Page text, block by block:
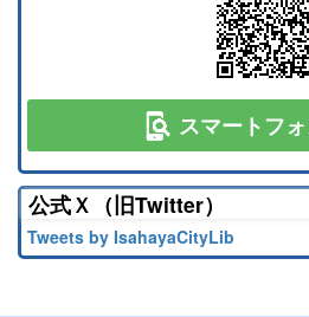
スマートフ
公式Ｘ（旧Twitter）
Tweets by IsahayaCityLib